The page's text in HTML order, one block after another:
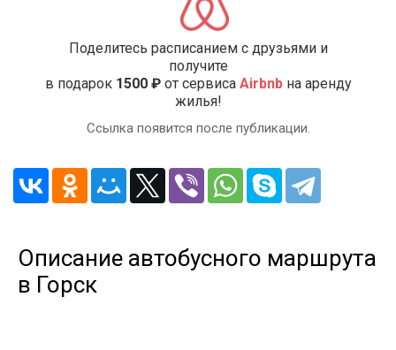
Поделитесь расписанием с друзьями и
получите
в подарок 1500 ₽от сервиса Airbnbна аренду
жилья!
Ссылка появится после публикации.
Описание автобусного маршрута
в Горск